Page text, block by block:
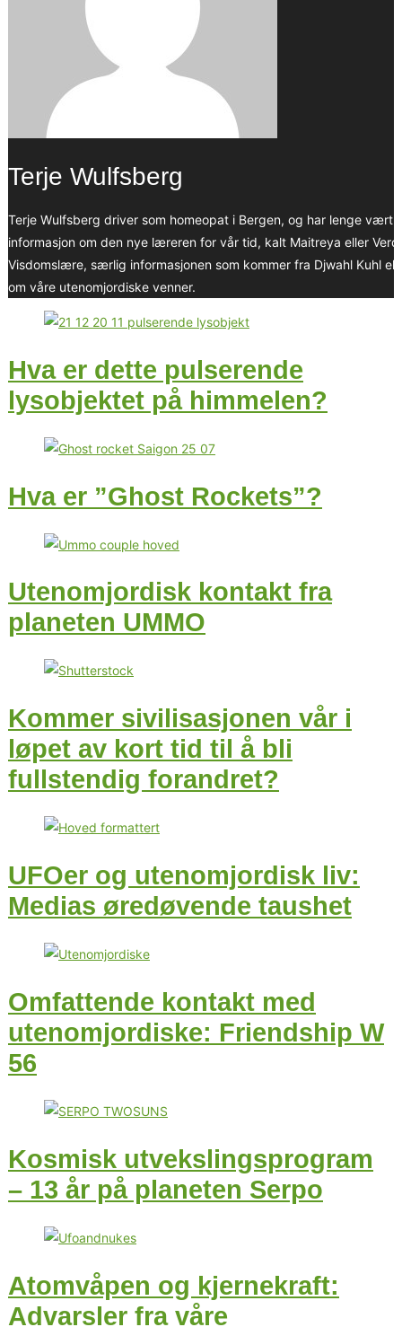
Terje Wulfsberg
Terje Wulfsberg driver som homeopat i Bergen, og har lenge
informasjon om den nye læreren for vår tid, kalt Maitreya eller
Visdomslære, særlig informasjonen som kommer fra Djwahl Kuhl
om våre utenomjordiske venner.
Hva er dette pulserende
lysobjektet på himmelen?
Hva er ”Ghost Rockets”?
Utenomjordisk kontakt fra
planeten UMMO
Kommer sivilisasjonen vår i
løpet av kort tid til å bli
fullstendig forandret?
UFOer og utenomjordisk liv:
Medias øredøvende taushet
Omfattende kontakt med
utenomjordiske: Friendship W
56
Kosmisk utvekslingsprogram
– 13 år på planeten Serpo
Atomvåpen og kjernekraft:
Advarsler fra våre